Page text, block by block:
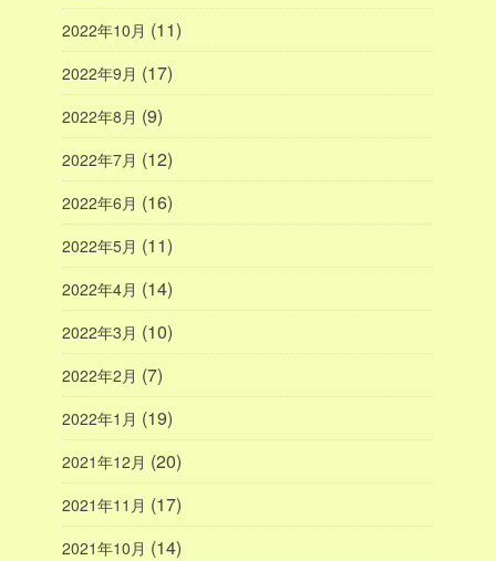
2022年10月 (11)
2022年9月 (17)
2022年8月 (9)
2022年7月 (12)
2022年6月 (16)
2022年5月 (11)
2022年4月 (14)
2022年3月 (10)
2022年2月 (7)
2022年1月 (19)
2021年12月 (20)
2021年11月 (17)
2021年10月 (14)